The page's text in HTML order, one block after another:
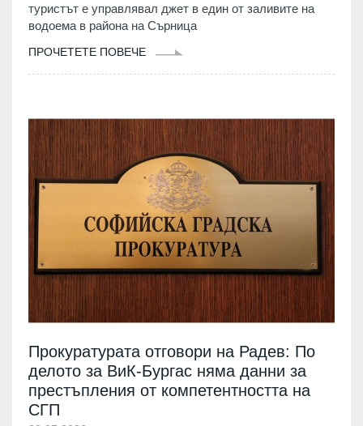
туристът е управлявал джет в един от заливите на
водоема в района на Сърница
ПРОЧЕТЕТЕ ПОВЕЧЕ
Прокуратурата отговори на Радев: По
делото за ВиК-Бургас няма данни за
престъпления от компетентността на
СГП